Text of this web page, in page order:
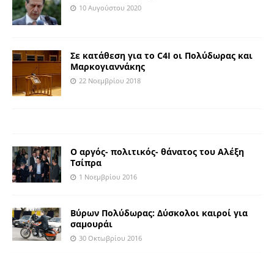
10 Αυγούστου 2020
Σε κατάθεση για το C4Ι οι Πολύδωρας και
Μαρκογιαννάκης
22 Νοεμβρίου 2018
Ο αργός- πολιτικός- θάνατος του Αλέξη
Τσίπρα
1 Νοεμβρίου 2016
Βύρων Πολύδωρας: Δύσκολοι καιροί για
σαμουράι
30 Οκτωβρίου 2016